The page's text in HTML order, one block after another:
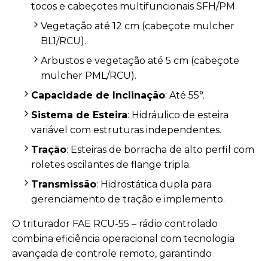
tocos e cabeçotes multifuncionais SFH/PM.
Vegetação até 12 cm (cabeçote mulcher
BL1/RCU).
Arbustos e vegetação até 5 cm (cabeçote
mulcher PML/RCU).
Capacidade de Inclinação: Até 55°.
Sistema de Esteira: Hidráulico de esteira
variável com estruturas independentes.
Tração: Esteiras de borracha de alto perfil com
roletes oscilantes de flange tripla.
Transmissão: Hidrostática dupla para
gerenciamento de tração e implemento.
O triturador FAE RCU-55 – rádio controlado
combina eficiência operacional com tecnologia
avançada de controle remoto, garantindo